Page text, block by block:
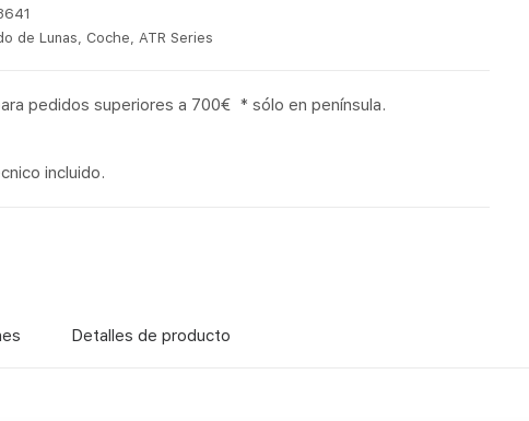
de Lunas, Coche, ATR Series
pedidos superiores a 700€ * sólo en península.
incluido.
Detalles de producto